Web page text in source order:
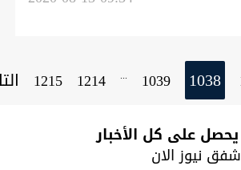
1038
1039
...
1214
1215
على كل الأخبار
نيوز الان